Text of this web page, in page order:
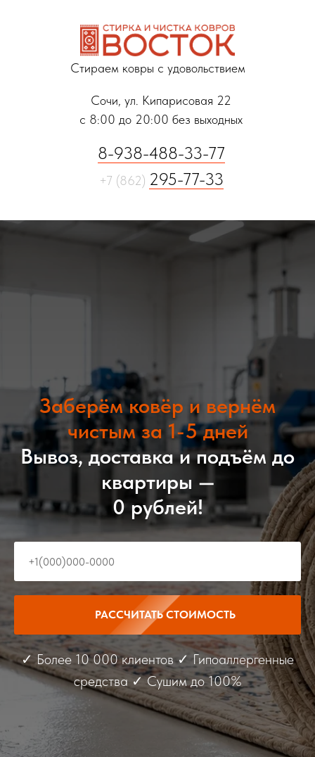
Стираем ковры с удовольствием
Сочи, ул. Кипарисовая 22
с 8:00 до 20:00 без выходных
8-938-488-33-77
+7 (862) 295-77-33
Заберём ковёр и вернём
чистым за 1-5 дней
Вывоз, доставка и подъём до
квартиры —
0 рублей!
РАССЧИТАТЬ СТОИМОСТЬ
✓ Более 10 000 клиентов ✓ Гипоаллергенные
средства ✓ Сушим до 100%